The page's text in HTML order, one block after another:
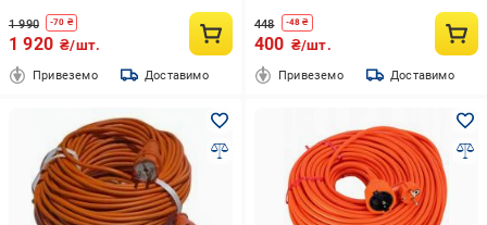
1 990 -70 ₴
1 920 ₴/шт.
Привеземо Доставимо
448 -48 ₴
400 ₴/шт.
Привеземо Доставимо